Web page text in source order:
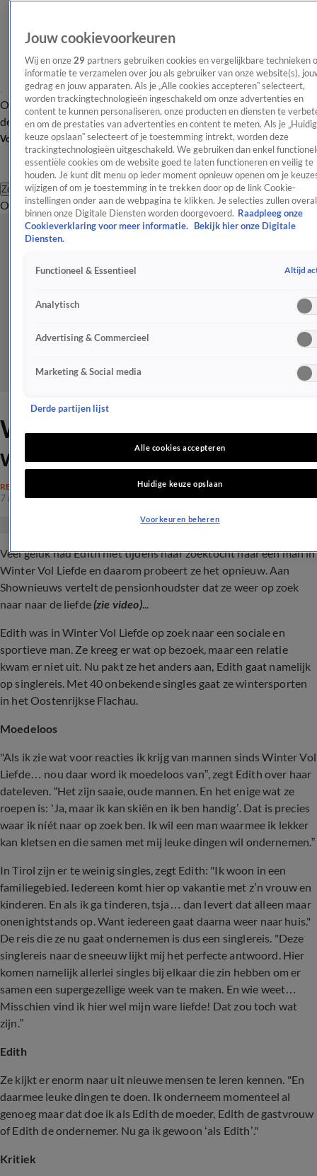
OverzichtAfleveringen Entertainment TV Algemeen
Tip
de redactieNieuwsbrief
Volg Shownieuws
Zoeken
OverzichtEntertainmentSpraakmakendRealityCrimeVideo's
Winter Vol Liefde-Edith gaat
weer op zoek naar de liefde
REALITY
7 mrt 2024, 13:48
Veel geluk had Edith niet tijdens haar zoektocht naar een man in
Winter Vol Liefde en daarom probeert ze het opnieuw. Aan
Shownieuws vertelt de pensionhoudster dat ze weer op zoek
naar naar de liefde(zie video)...
Edith was in Winter Vol Liefde op zoek naar een sociale en
sportieve man. Ze kreeg er wat op bezoek, maar een relatie
kwam er niet uit. Nu pakt ze het anders aan, Edith gaat namelijk
op singlereis. Met 40 onbekende singles gaat ze wintersporten
in het Oostenrijkse Flachau.
Moedeloos
"Als ik zie wat voor reacties ik krijg van mannen sinds Winter Vol
Liefde… nou daar word ik moedeloos van”, zegt Edith over haar
dateleven. “Het zijn saaie, oude mannen. En het enige wat ze
roepen is: ‘Ja, maar ik kan skiën en ik ben handig’. Dat is precies
waar ik níét naar op zoek ben. Ik wil een man waarmee ik lekker
kan kletsen en die samen met mij leuke dingen wil ondernemen.”
In Tirol zijn er te weinig singles, zegt Edith: "Ik woon in een
familiegebied. Iedereen komt hier op vakantie met z’n vrouw en
kinderen. En als ik ga tinderen, tsja… dan levert dat alleen maar
onenightstands op. Want iedereen gaat daarna weer naar huis."
De reis die ze nu gaat ondernemen is dus een singlereis. "Deze
singlereis naar de sneeuw lijkt mij het perfecte antwoord. Hier
komen namelijk allerlei singles bij elkaar die zin hebben om er
samen een supergezellige week van te maken. En wie weet…
Misschien vind ik hier wel mijn ware liefde! Dat zou toch wat
zijn.”
Edith
Ze kijkt er enorm naar uit nieuwe mensen te leren kennen. "En
daarmee leuke dingen te doen. Ik onderneem momenteel al
genoeg maar dat doe ik als Edith de moeder, Edith de gastvrouw
of Edith de ondernemer. Nu ga ik gewoon ‘als Edith’."
Kritiek
Jouw cookievoorkeuren
Wij en onze 29 partners gebruiken cookies en vergelijkbare technieken
informatie te verzamelen over jou als gebruiker van onze website(s),
gedrag en jouw apparaten. Als je „Alle cookies accepteren” selecteert,
worden trackingtechnologieën ingeschakeld om onze advertenties en
content te kunnen personaliseren, onze producten en diensten te
en om de prestaties van advertenties en content te meten. Als je
keuze opslaan” selecteert of je toestemming intrekt, worden deze
trackingtechnologieën uitgeschakeld. We gebruiken dan enkel
essentiële cookies om de website goed te laten functioneren en veilig te
houden. Je kunt dit menu op ieder moment opnieuw openen om je
wijzigen of om je toestemming in te trekken door op de link Cookie-
instellingen onder aan de webpagina te klikken. Je selecties zullen overal
binnen onze Digitale Diensten worden doorgevoerd. Raadpleeg onze
Cookieverklaring voor meer informatie.
Bekijk hier onze Digitale
Diensten.
Functioneel & Essentieel Altijd
Analytisch
Advertising & Commercieel
Marketing & Social media
Derde partijen lijst
Alle cookies accepteren
Huidige keuze opslaan
Voorkeuren beheren